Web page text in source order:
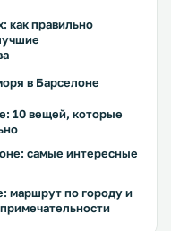
как правильно
в Барселоне
10 вещей, которые
самые интересные
маршрут по городу и